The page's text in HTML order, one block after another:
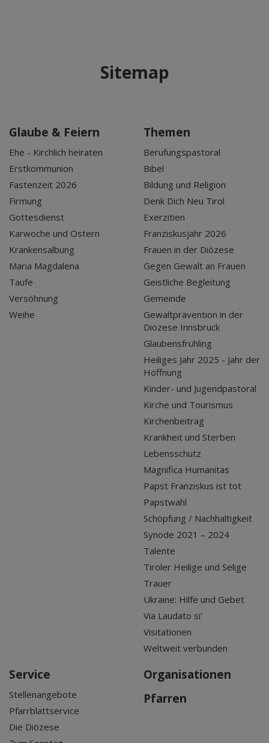
Sitemap
Glaube & Feiern
Ehe - Kirchlich heiraten
Erstkommunion
Fastenzeit 2026
Firmung
Gottesdienst
Karwoche und Ostern
Krankensalbung
Maria Magdalena
Taufe
Versöhnung
Weihe
Themen
Berufungspastoral
Bibel
Bildung und Religion
Denk Dich Neu Tirol
Exerzitien
Franziskusjahr 2026
Frauen in der Diözese
Gegen Gewalt an Frauen
Geistliche Begleitung
Gemeinde
Gewaltprävention in der
Diözese Innsbruck
Glaubensfrühling
Heiliges Jahr 2025 - Jahr der
Hoffnung
Kinder- und Jugendpastoral
Kirche und Tourismus
Kirchenbeitrag
Krankheit und Sterben
Lebensschutz
Magnifica Humanitas
Papst Franziskus ist tot
Papstwahl
Schöpfung / Nachhaltigkeit
Synode 2021 – 2024
Talente
Tiroler Heilige und Selige
Trauer
Ukraine: Hilfe und Gebet
Via Laudato si'
Visitationen
Weltweit verbunden
Service
Stellenangebote
Pfarrblattservice
Die Diözese
Organisationen
Pfarren